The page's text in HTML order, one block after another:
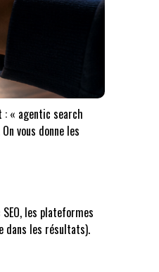
: « agentic search
vous donne les
les plateformes
dans les résultats).